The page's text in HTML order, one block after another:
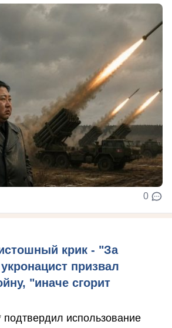
0
крик - "За
призвал
"иначе сгорит
подтвердил использование